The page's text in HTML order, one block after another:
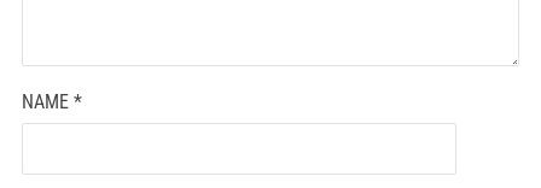
NAME *